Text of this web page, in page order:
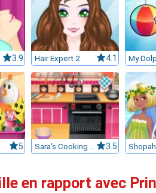
3.9 Hair Expert 2 4.1
Bento 5 Sara's Cooking Class : Chocolate Cupcakes 3.5
en rapport avec